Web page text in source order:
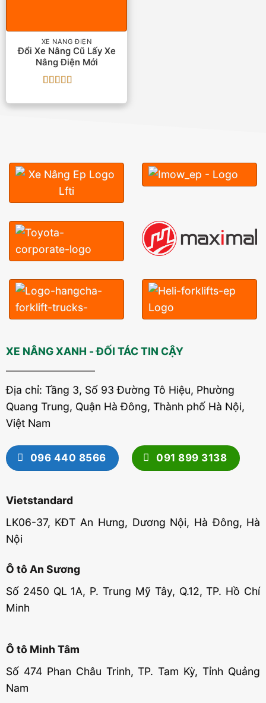
XE NÂNG ĐIỆN
Đổi Xe Nâng Cũ Lấy Xe
Nâng Điện Mới
hạng55 sao
XE NÂNG XANH - ĐỐI TÁC TIN CẬY
Địa chỉ: Tầng 3, Số 93 Đường Tô Hiệu, Phường
Quang Trung, Quận Hà Đông, Thành phố Hà Nội,
Việt Nam
096 440 8566 091 899 3138
Vietstandard
LK06-37, KĐT An Hưng, Dương Nội, Hà Đông, Hà
Nội
Ô tô An Sương
Số 2450 QL 1A, P. Trung Mỹ Tây, Q.12, TP. Hồ Chí
Minh
Ô tô Minh Tâm
Số 474 Phan Châu Trinh, TP. Tam Kỳ, Tỉnh Quảng
Nam